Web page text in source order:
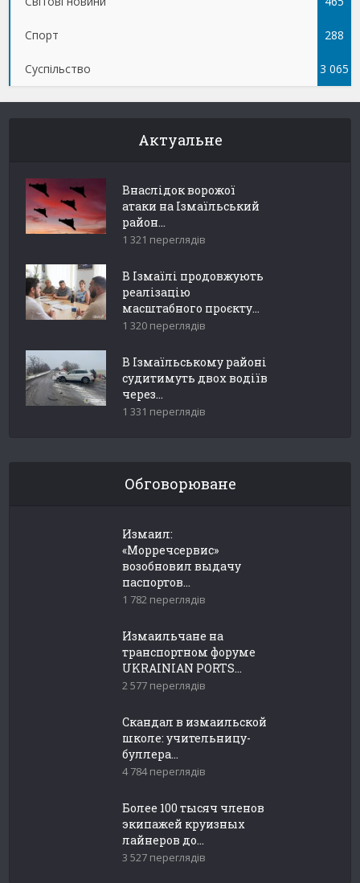
Спорт 288
Суспільство 3 065
Актуальне
Внаслідок ворожої
атаки на Ізмаїльський
район...
1 321 переглядів
В Ізмаїлі продовжують
реалізацію
масштабного проєкту...
1 320 переглядів
В Ізмаїльському районі
судитимуть двох водіїв
через...
1 331 переглядів
Обговорюване
Измаил:
«Морречсервис»
возобновил выдачу
паспортов...
1 782 переглядів
Измаильчане на
транспортном форуме
UKRAINIAN PORTS...
2 577 переглядів
Скандал в измаильской
школе: учительницу-
буллера...
4 784 переглядів
Более 100 тысяч членов
экипажей круизных
лайнеров до...
3 527 переглядів